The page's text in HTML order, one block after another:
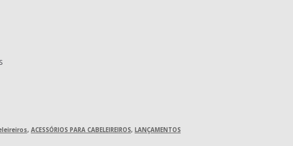
, ACESSÓRIOS PARA CABELEIREIROS, LANÇAMENTOS